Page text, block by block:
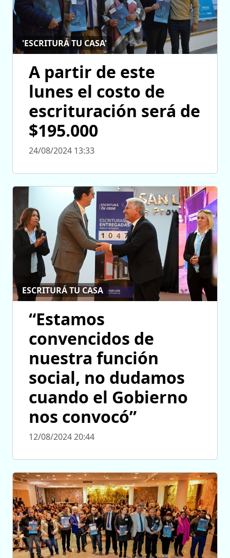
'ESCRITURÁ TU CASA'
A partir de este
lunes el costo de
escrituración será de
$195.000
24/08/2024 13:33
ESCRITURÁ TU CASA
“Estamos
convencidos de
nuestra función
social, no dudamos
cuando el Gobierno
nos convocó”
12/08/2024 20:44